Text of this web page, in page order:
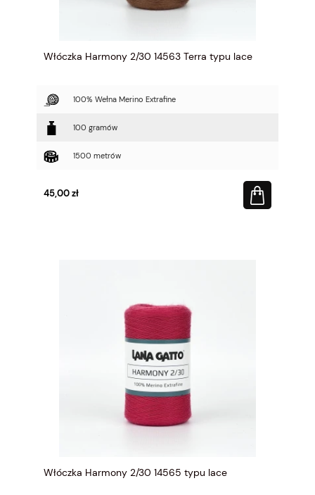
Włóczka Harmony 2/30 14563 Terra typu lace
100% Wełna Merino Extrafine
100 gramów
1500 metrów
45,00 zł
Włóczka Harmony 2/30 14565 typu lace